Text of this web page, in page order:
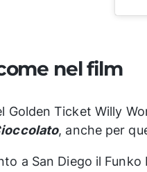
nel film
Golden Ticket Willy
, anche per
a San Diego il